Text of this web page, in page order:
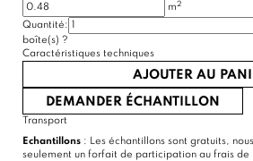
m2
Quantité:
boîte(s) ?
Caractéristiques techniques
AJOUTER AU
DEMANDER ÉCHANTILLON
Transport
Echantillons : Les échantillons sont gratuits,
seulement un forfait de participation au frais de